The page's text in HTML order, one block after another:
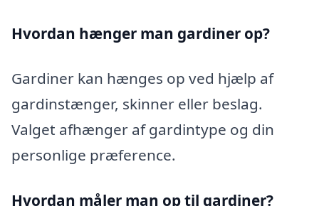
Hvordan hænger man gardiner op?
Gardiner kan hænges op ved hjælp af
gardinstænger, skinner eller beslag.
Valget afhænger af gardintype og din
personlige præference.
Hvordan måler man op til gardiner?